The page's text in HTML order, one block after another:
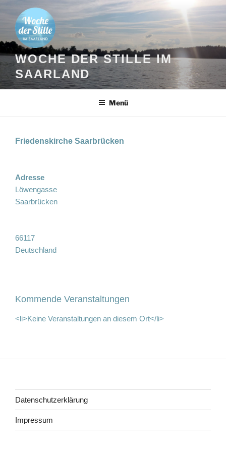
Inhalt
springen
WOCHE DER STILLE IM
SAARLAND
Menü
Friedenskirche Saarbrücken
Adresse
Löwengasse
Saarbrücken
66117
Deutschland
Kommende Veranstaltungen
<li>Keine Veranstaltungen an diesem Ort</li>
Datenschutzerklärung
Impressum